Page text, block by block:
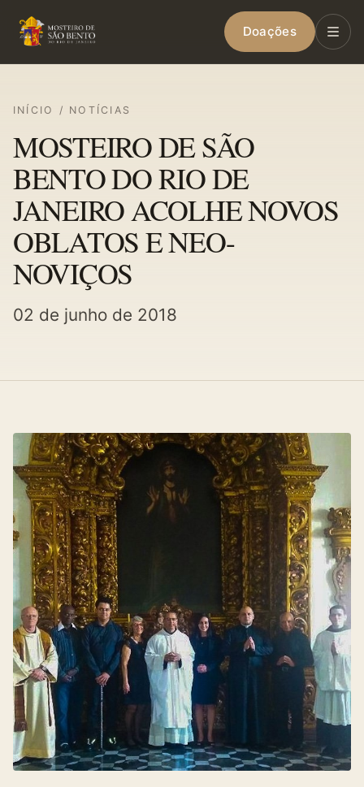
Doações
INÍCIO / NOTÍCIAS
MOSTEIRO DE SÃO
BENTO DO RIO DE
JANEIRO ACOLHE NOVOS
OBLATOS E NEO-
NOVIÇOS
02 de junho de 2018